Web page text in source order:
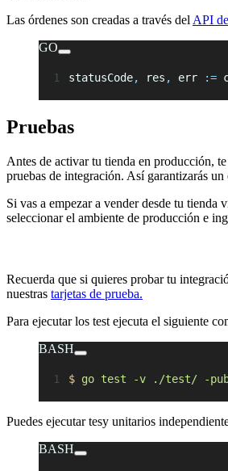
Las órdenes son creadas a través del API
GO
statusCode, res , err :=
Pruebas
Antes de activar tu tienda en producción,
pruebas de integración. Así garantizarás
Si vas a empezar a vender desde tu tienda
seleccionar el ambiente de producción e
Recuerda que si quieres probar tu
nuestras tarjetas de prueba.
Para ejecutar los test ejecuta el siguiente
BASH
$ go test -v ./test/ -
Puedes ejecutar tesy unitarios
BASH